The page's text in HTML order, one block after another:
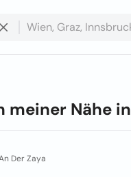
meiner Nähe in
Der Zaya